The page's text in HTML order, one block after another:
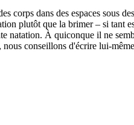
corps dans des espaces sous
plutôt que la brimer – si
natation. À quiconque il ne
conseillons d'écrire lui-